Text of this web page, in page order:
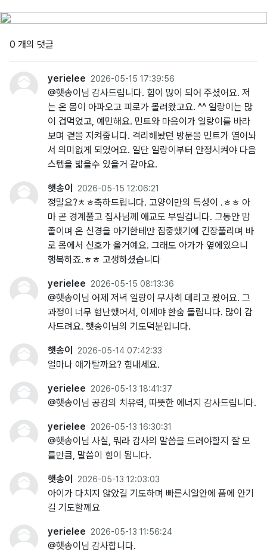
0 개의 댓글
yerielee 2026-05-15 17:39:56
@햇송이님 감사드립니다. 힘이 많이 되어 주셨어요. 저
는 온 몸이 아파오고 피로가 몰려왔고요. ^^ 일랑이는 많
이 겁먹었고, 예민해요. 민트와 마음이가 일랑이를 바라
보며 곁을 지켜줍니다. 격리해놨던 방문을 민트가 열어놔
서 의미없게 되었어요. 일단 일랑이부터 안정시켜야 다음
스텝을 밟을수 있을거 같아요.
햇송이 2026-05-15 12:06:21
정말요?ㅊㅎ축하드립니다. 고양이만의 특성이 .ㅎㅎ 아
마 곧 경계풀고 집사님께 애교도 부릴겁니다. 그동안 맘
졸이며 온 신경을 아기한테만 집중했기에 긴장풀리며 바
로 몸에서 신호가 올거예요. 그래도 아가가 옆에있으니
행복하죠.ㅎㅎ 고생하셨습니다
yerielee 2026-05-15 08:13:36
@햇송이님 어제 저녁 일랑이 무사히 데리고 왔어요. 그
과정이 너무 험난했어서, 이제야 한숨 돌립니다. 많이 감
사드려요. 햇송이님의 기도덕분입니다.
햇송이 2026-05-14 07:42:33
얼마나 애가탈까요? 힘내세요.
yerielee 2026-05-13 18:41:37
@햇송이님 공감의 치유력, 따뜻한 에너지 감사드립니다.
yerielee 2026-05-13 16:30:31
@햇송이님 사실, 뭐라 감사의 말씀을 드려야할지 잘 모
를만큼, 말씀이 힘이 됩니다.
햇송이 2026-05-13 12:03:03
아이가 다치지 않았길 기도하며 빠른시일안에 품에 안기
길 기도할께요
yerielee 2026-05-13 11:56:24
@햇송이님 감사합니다.